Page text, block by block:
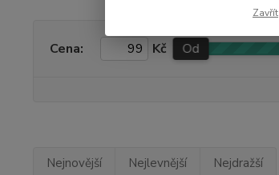
Cena: Kč Od
Nejnovější Nejlevnější Nejdražší
Zavřít